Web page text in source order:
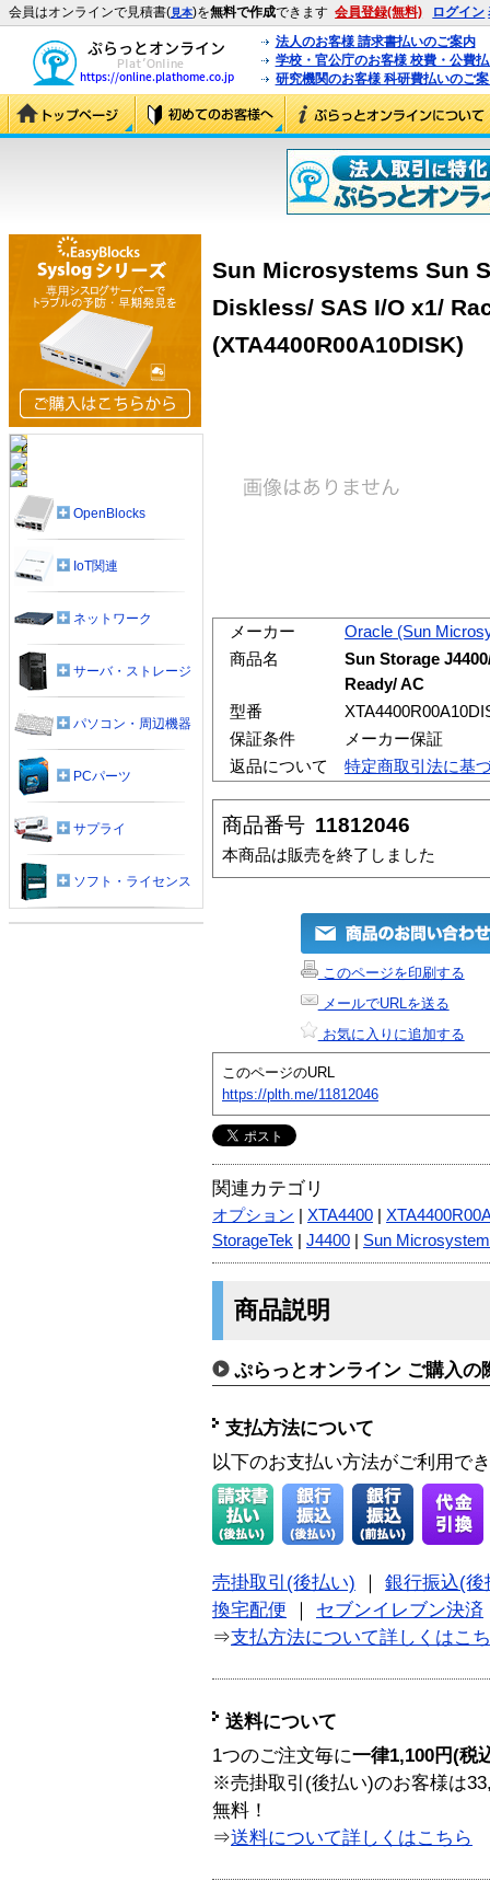
会員はオンラインで見積書(見本)を無料で作成できます 会員登録(無料) ログイン
法人のお客様 請求書払いのご案内
学校・官公庁のお客様 校費・公費
研究機関のお客様 科研費払いのご
Sun Microsystems Sun
Diskless/ SAS I/O x1/
(XTA4400R00A10DISK)
メーカー
Oracle (Sun
商品名
Sun Storage
Ready/ AC
型番
保証条件
メーカー保証
返品について
特定商取引法に基
商品番号 11812046
本商品は販売を終了しました
このページを印刷する
メールでURLを送る
お気に入りに追加する
このページのURL
https://plth.me/11812046
関連カテゴリ
オプション XTA4400
XTA4400R00A
StorageTek
J4400 Sun
商品説明
ぷらっとオンライン ご購入の
支払方法について
以下のお支払い方法がご利用で
売掛取引(後払い)
銀行振込(後
換宅配便
セブンイレブン決済
⇒支払方法について詳しくはこ
送料について
1つのご注文毎に一律1,100円(税
※売掛取引(後払い)のお客様は
無料！
⇒送料について詳しくはこちら
OpenBlocks
IoT関連
ネットワーク
サーバ・ストレージ
パソコン・周辺機器
PCパーツ
サプライ
ソフト・ライセンス